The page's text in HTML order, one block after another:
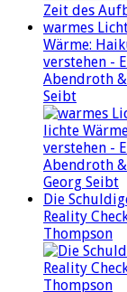
warmes
Wärme:
verstehen -
Abendroth
Seibt
Die
Reality
Thompson